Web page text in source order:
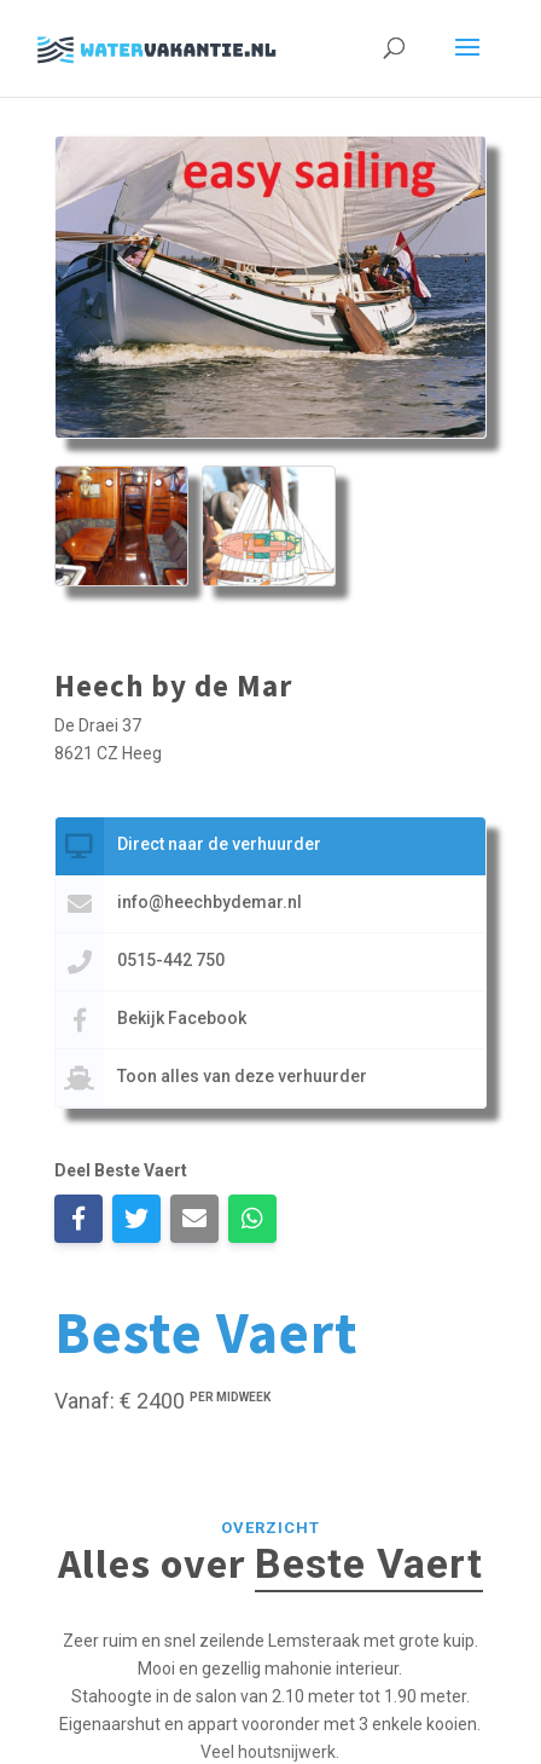
Zoeken
Beste Vaert
Vanaf: € 2400 PER MIDWEEK
Heech by de Mar
De Draei 37
8621 CZ Heeg
Direct naar de verhuurder
info@heechbydemar.nl
0515-442 750
Bekijk Facebook
Toon alles van deze verhuurder
Deel Beste Vaert
OVERZICHT
Alles over Beste Vaert
Zeer ruim en snel zeilende Lemsteraak met grote kuip.
Mooi en gezellig mahonie interieur.
Stahoogte in de salon van 2.10 meter tot 1.90 meter.
Eigenaarshut en appart vooronder met 3 enkele kooien.
Veel houtsnijwerk.